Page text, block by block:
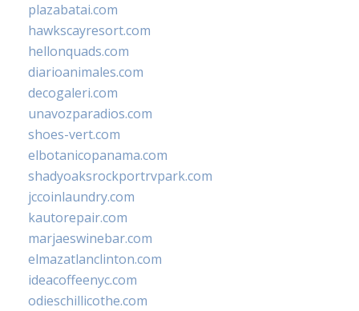
plazabatai.com
hawkscayresort.com
hellonquads.com
diarioanimales.com
decogaleri.com
unavozparadios.com
shoes-vert.com
elbotanicopanama.com
shadyoaksrockportrvpark.com
jccoinlaundry.com
kautorepair.com
marjaeswinebar.com
elmazatlanclinton.com
ideacoffeenyc.com
odieschillicothe.com